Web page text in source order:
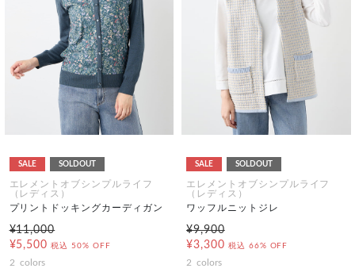
SALE SOLDOUT
エレメントオブシンプルライフ
（レディス）
プリントドッキングカーディガン
¥11,000
¥5,500 税込 50% OFF
2 colors
SALE SOLDOUT
エレメントオブシンプルライフ
（レディス）
ワッフルニットジレ
¥9,900
¥3,300 税込 66% OFF
2 colors